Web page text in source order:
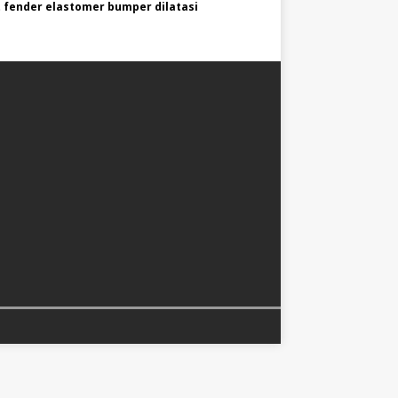
elastomer bumper dilatasi